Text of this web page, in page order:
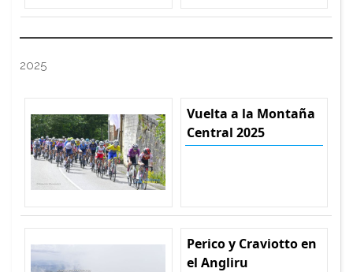
2025
Vuelta a la Montaña
Central 2025
Perico y Craviotto en
el Angliru